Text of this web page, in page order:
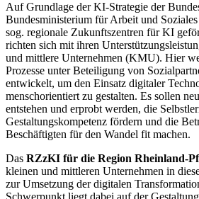
Auf Grundlage der KI-Strategie der
Bundesministerium für Arbeit und
sog. regionale Zukunftszentren für KI
richten sich mit ihren
und mittlere Unternehmen (KMU). Hier
Prozesse unter Beteiligung von
entwickelt, um den Einsatz digitaler
menschorientiert zu gestalten. Es sollen
entstehen und erprobt werden, die
Gestaltungskompetenz fördern und die
Beschäftigten für den Wandel fit machen.
Das RZzKI für die Region Rheinland-
kleinen und mittleren Unternehmen in
zur Umsetzung der digitalen